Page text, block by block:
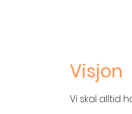
Visjon
Vi skal alltid